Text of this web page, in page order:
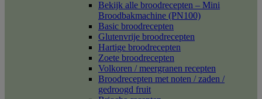
Bekijk alle broodrecepten – Mini
Broodbakmachine (PN100)
Basic broodrecepten
Glutenvrije broodrecepten
Hartige broodrecepten
Zoete broodrecepten
Volkoren / meergranen recepten
Broodrecepten met noten / zaden /
gedroogd fruit